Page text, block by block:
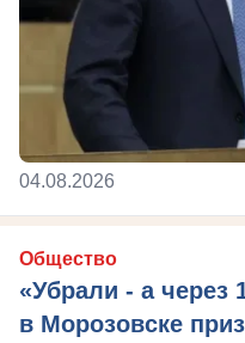
04.08.2026
Общество
«Убрали - а через
в Морозовске